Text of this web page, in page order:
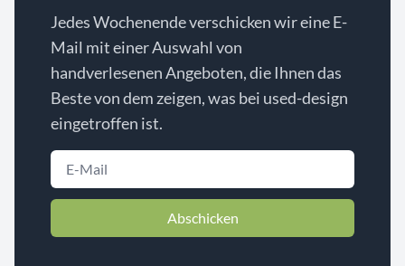
Jedes Wochenende verschicken wir eine E-
Mail mit einer Auswahl von
handverlesenen Angeboten, die Ihnen das
Beste von dem zeigen, was bei used-design
eingetroffen ist.
Abschicken